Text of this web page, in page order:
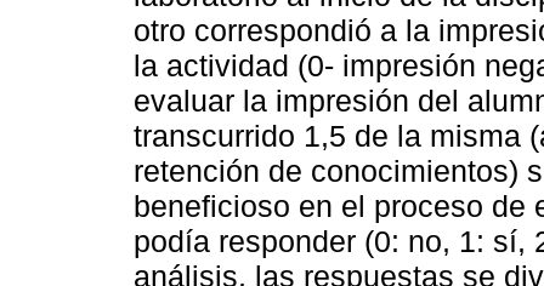
otro correspondió a la
la actividad (0- impresión
evaluar la impresión del
transcurrido 1,5 de la misma
retención de conocimientos)
beneficioso en el proceso de
podía responder (0: no, 1: sí,
análisis, las respuestas se